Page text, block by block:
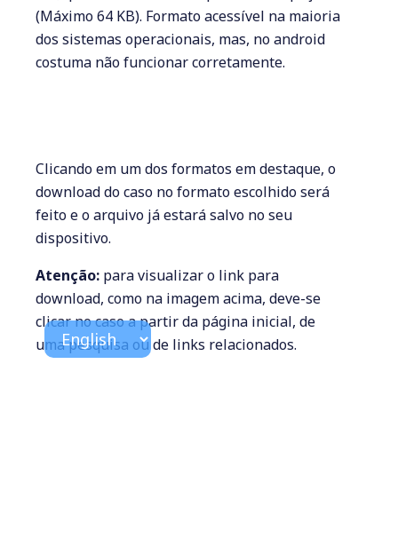
(Máximo 64 KB). Formato acessível na maioria
dos sistemas operacionais, mas, no android
costuma não funcionar corretamente.
Clicando em um dos formatos em destaque, o
download do caso no formato escolhido será
feito e o arquivo já estará salvo no seu
dispositivo.
Atenção: para visualizar o link para
download, como na imagem acima, deve-se
clicar no caso a partir da página inicial, de
uma pesquisa ou de links relacionados.